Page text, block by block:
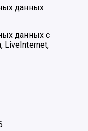
данных
данных с
LiveInternet,